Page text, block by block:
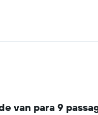
van para 9